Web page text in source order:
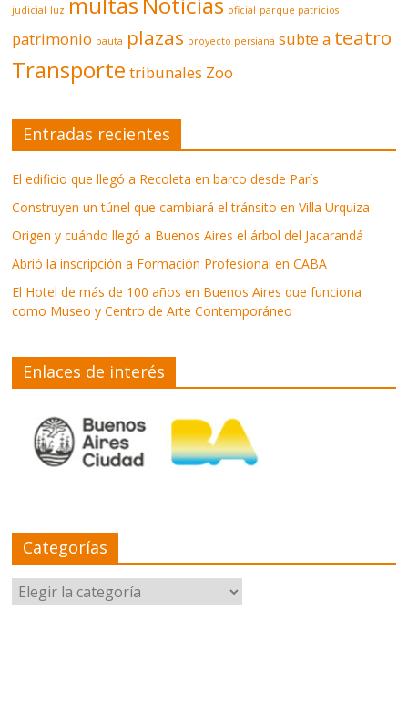
judicial luz oficial parque patricios
patrimonio pauta plazas proyecto persiana subte a teatro
Transporte tribunales Zoo
Entradas recientes
El edificio que llegó a Recoleta en barco desde París
Construyen un túnel que cambiará el tránsito en Villa Urquiza
Origen y cuándo llegó a Buenos Aires el árbol del Jacarandá
Abrió la inscripción a Formación Profesional en CABA
El Hotel de más de 100 años en Buenos Aires que funciona
como Museo y Centro de Arte Contemporáneo
Enlaces de interés
Categorías
Categorías